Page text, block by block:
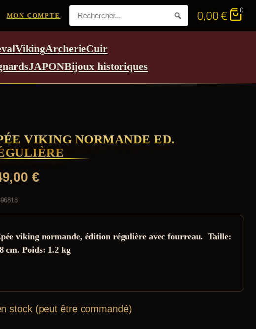
MON COMPTE 0,00€ 0
VikingArcherieCuir
JAPONBijoux historiques
VIKING NORMANDE ED.
€
viking normande, édition régulière avec fourreau. Taille:
cm. Poids: 1.2 kg
stock (peut être commandé)